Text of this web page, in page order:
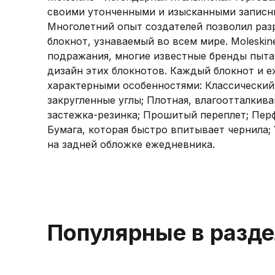
своими утонченными и изысканными
Многолетний опыт создателей позволил
блокнот, узнаваемый во всем мире.
подражания, многие известные бренды
дизайн этих блокнотов. Каждый блокнот и
характерными особенностями:
закругленные углы; Плотная,
застежка-резинка; Прошитый переплет;
Бумага, которая быстро впитывает
на задней обложке ежедневника.
Популярные в